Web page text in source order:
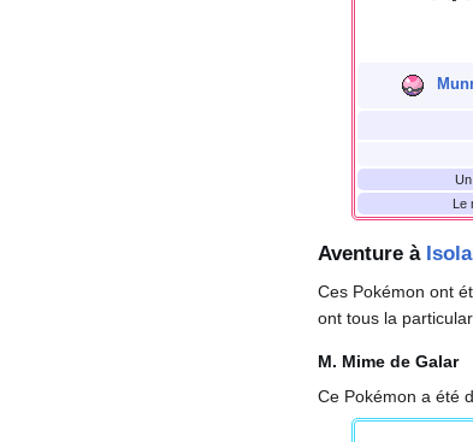
Le
Aventure à
Ces Pokémon ont
ont tous la
M. Mime de Galar
Ce Pokémon a été